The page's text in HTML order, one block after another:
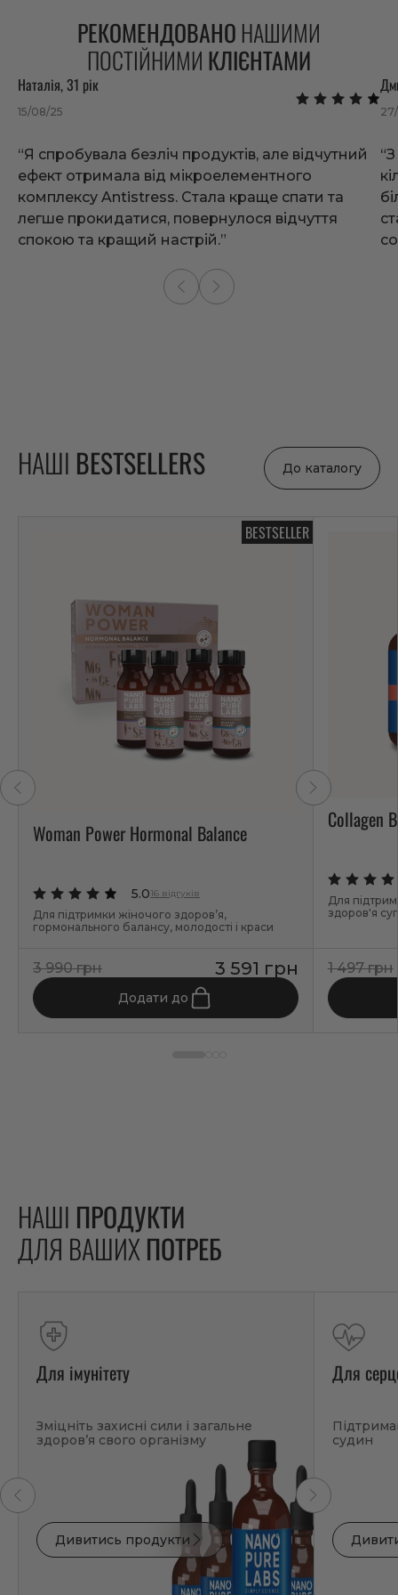
РЕКОМЕНДОВАНО НАШИМИ
ПОСТІЙНИМИ КЛІЄНТАМИ
Наталія, 31 рік
15/08/25
“Я спробувала безліч продуктів, але відчутний
ефект отримала від мікроелементного
комплексу Antistress. Стала краще спати та
легше прокидатися, повернулося відчуття
спокою та кращий настрій.”
НАШІ BESTSELLERS До каталогу
BESTSELLER
Woman Power Hormonal Balance
5.016 відгуків
Для підтримки жіночого здоров’я,
гормонального балансу, молодості і краси
3 990 грн 3 591 грн
Додати до
Collagen
Для
здоров'я
1 497 грн
НАШІ ПРОДУКТИ
ДЛЯ ВАШИХПОТРЕБ
Для імунітету
Зміцніть захисні сили і загальне
здоров’я свого організму
Дивитись продукти
Для
судин